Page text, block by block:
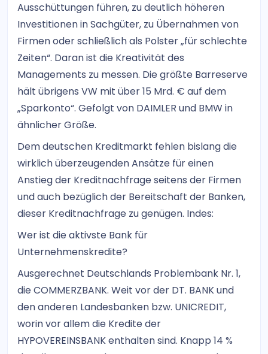
Ausschüttungen führen, zu deutlich höheren
Investitionen in Sachgüter, zu Übernahmen von
Firmen oder schließlich als Polster „für schlechte
Zeiten“. Daran ist die Kreativität des
Managements zu messen. Die größte Barreserve
hält übrigens VW mit über 15 Mrd. € auf dem
„Sparkonto“. Gefolgt von DAIMLER und BMW in
ähnlicher Größe.
Dem deutschen Kreditmarkt fehlen bislang die
wirklich überzeugenden Ansätze für einen
Anstieg der Kreditnachfrage seitens der Firmen
und auch bezüglich der Bereitschaft der Banken,
dieser Kreditnachfrage zu genügen. Indes:
Wer ist die aktivste Bank für
Unternehmenskredite?
Ausgerechnet Deutschlands Problembank Nr. 1,
die COMMERZBANK. Weit vor der DT. BANK und
den anderen Landesbanken bzw. UNICREDIT,
worin vor allem die Kredite der
HYPOVEREINSBANK enthalten sind. Knapp 14 %